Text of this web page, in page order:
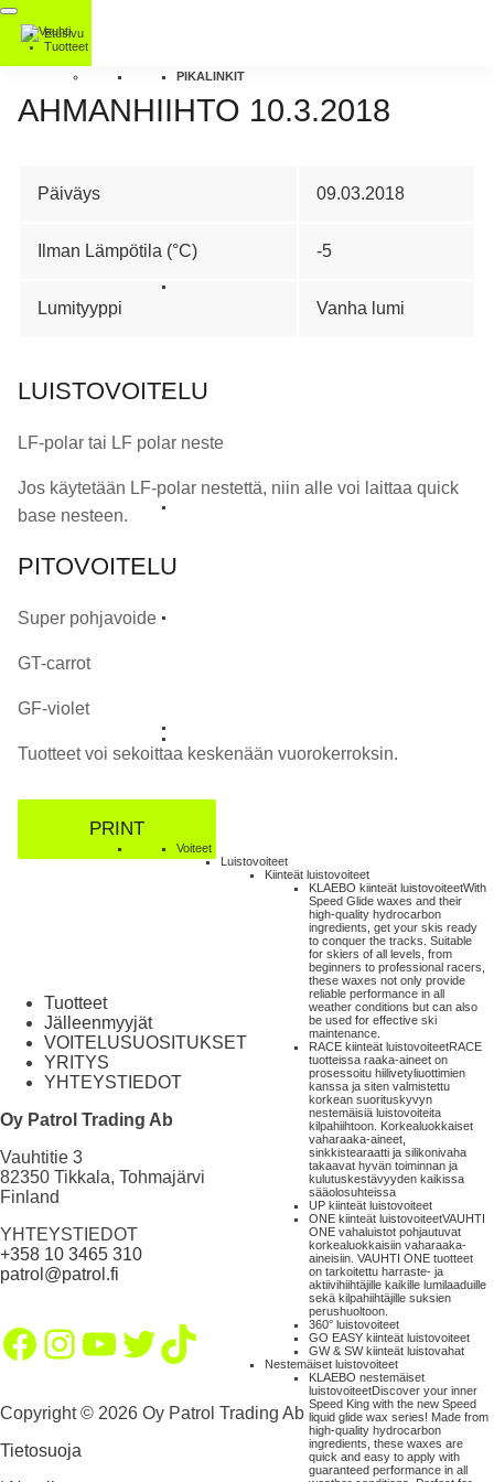
Etusivu
Tuotteet
PIKALINKIT
Voiteet
Luistovoiteet
Kiinteät luistovoiteet
KLAEBO kiinteät luistovoiteetWith
Speed Glide waxes and their
high-quality hydrocarbon
ingredients, get your skis ready
to conquer the tracks. Suitable
for skiers of all levels, from
beginners to professional racers,
these waxes not only provide
reliable performance in all
weather conditions but can also
be used for effective ski
maintenance.
RACE kiinteät luistovoiteetRACE
tuotteissa raaka-aineet on
prosessoitu hiilivetyliuottimien
kanssa ja siten valmistettu
korkean suorituskyvyn
nestemäisiä luistovoiteita
kilpahiihtoon. Korkealuokkaiset
vaharaaka-aineet,
sinkkistearaatti ja silikonivaha
takaavat hyvän toiminnan ja
kulutuskestävyyden kaikissa
sääolosuhteissa
UP kiinteät luistovoiteet
ONE kiinteät luistovoiteetVAUHTI
ONE vahaluistot pohjautuvat
korkealuokkaisiin vaharaaka-
aineisiin. VAUHTI ONE tuotteet
on tarkoitettu harraste- ja
aktiivihiihtäjille kaikille lumilaaduille
sekä kilpahiihtäjille suksien
perushuoltoon.
360° luistovoiteet
GO EASY kiinteät luistovoiteet
GW & SW kiinteät luistovahat
Nestemäiset luistovoiteet
KLAEBO nestemäiset
luistovoiteetDiscover your inner
Speed King with the new Speed
liquid glide wax series! Made from
high-quality hydrocarbon
ingredients, these waxes are
quick and easy to apply with
guaranteed performance in all
AHMANHIIHTO 10.3.2018
Päiväys 09.03.2018
Ilman Lämpötila (°C) -5
Lumityyppi Vanha lumi
LUISTOVOITELU
LF-polar tai LF polar neste
Jos käytetään LF-polar nestettä, niin alle voi laittaa quick
base nesteen.
PITOVOITELU
Super pohjavoide
GT-carrot
GF-violet
Tuotteet voi sekoittaa keskenään vuorokerroksin.
PRINT
Tuotteet
Jälleenmyyjät
VOITELUSUOSITUKSET
YRITYS
YHTEYSTIEDOT
Oy Patrol Trading Ab
Vauhtitie 3
82350 Tikkala, Tohmajärvi
Finland
YHTEYSTIEDOT
+358 10 3465 310
patrol@patrol.fi
Facebook
Instagram
YouTube
Twitter
TikTok
Copyright © 2026 Oy Patrol Trading Ab
Tietosuoja